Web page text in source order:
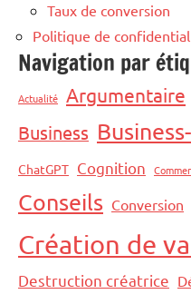
Taux de conversion
Politique de
Navigation par
Actualité Argumentaire
Business
ChatGPT Cognition
Conseils Conversion
Création de
Destruction créatrice